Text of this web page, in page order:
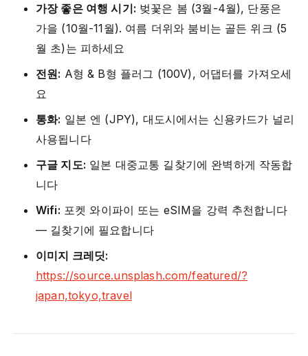
가장 좋은 여행 시기: 벚꽃은 봄 (3월-4월), 단풍은
가을 (10월-11월). 여름 더위와 붐비는 골든 위크 (5
월 초)는 피하세요
전원: A형 & B형 플러그 (100V), 어댑터를 가져오세
요
통화: 일본 엔 (JPY), 대도시에서는 신용카드가 널리
사용됩니다
구글 지도: 일본 대중교통 길찾기에 완벽하게 작동합
니다
Wifi: 포켓 와이파이 또는 eSIM을 강력 추천합니다
— 길찾기에 필요합니다
이미지 크레딧:
https://source.unsplash.com/featured/?
japan,tokyo,travel